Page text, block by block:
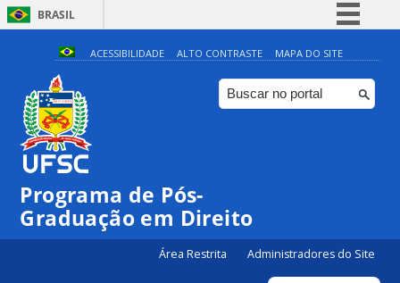
BRASIL
Simplifique!
Comunica BR
Participe
ACESSIBILIDADE ALTO CONTRASTE MAPA DO SITE
Programa de Pós-
Graduação em Direito
Área Restrita Administradores do Site